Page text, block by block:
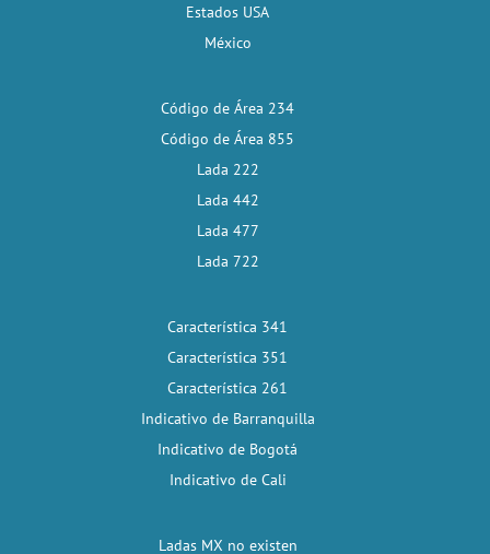
Estados USA
México
Código de Área 234
Código de Área 855
Lada 222
Lada 442
Lada 477
Lada 722
Característica 341
Característica 351
Característica 261
Indicativo de Barranquilla
Indicativo de Bogotá
Indicativo de Cali
Ladas MX no existen